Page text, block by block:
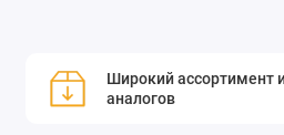
Широкий ассортимент
аналогов